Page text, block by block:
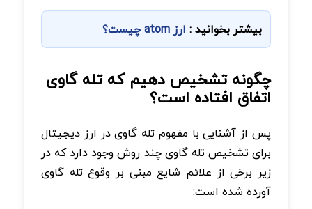
بیشتر بخوانید : ارز atom چیست؟
چگونه تشخیص دهیم که تله گاوی
اتفاق افتاده است؟
پس از آشنایی با مفهوم تله گاوی در ارز دیجیتال
برای تشخیص تله گاوی چند روش وجود دارد که در
زیر برخی از علائم شایع مبنی بر وقوع تله گاوی
آورده شده است: